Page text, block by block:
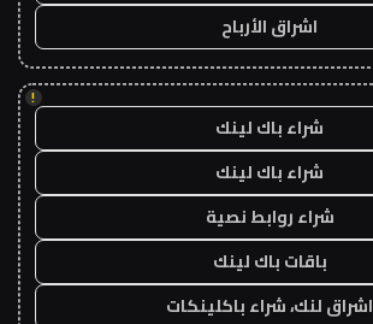
اشراق الأرباح
!
شراء باك لينك
شراء باك لينك
شراء روابط نصية
باقات باك لينك
اشراق لنك، شراء باكلينكات